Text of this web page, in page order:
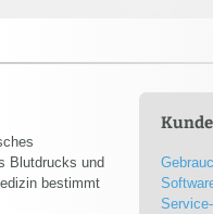
Blutdrucks und
bestimmt